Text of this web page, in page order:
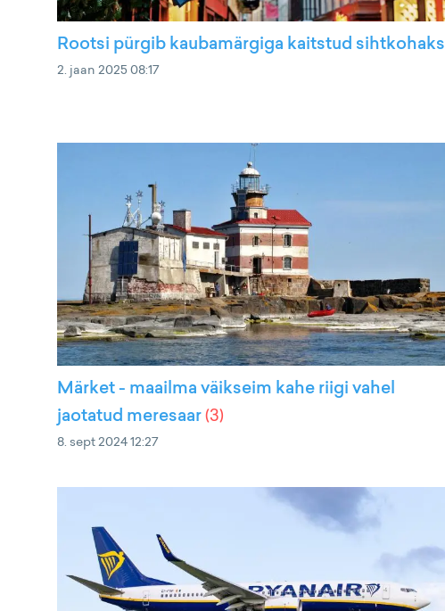
Rootsi pürgib kaubamärgiga kaitstud sihtkohaks
2. jaan 2025 08:17
Märket - maailma väikseim kahe riigi vahel
jaotatud meresaar(3)
8. sept 2024 12:27